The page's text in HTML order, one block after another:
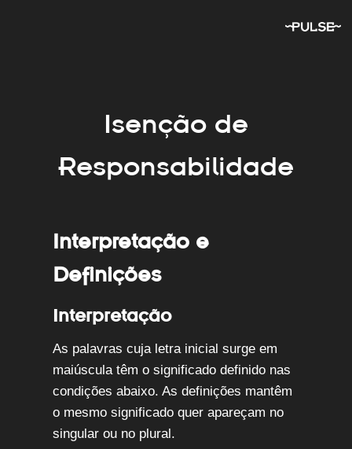
Isenção de
Responsabilidade
Interpretação e
Definições
Interpretação
As palavras cuja letra inicial surge em
maiúscula têm o significado definido nas
condições abaixo. As definições mantêm
o mesmo significado quer apareçam no
singular ou no plural.